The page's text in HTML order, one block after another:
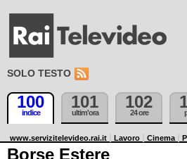
SOLO TESTO
100
indice
101
ultim'ora
102
24 ore
www.servizitelevideo.rai.it Lavoro Cinema
Borse Estere